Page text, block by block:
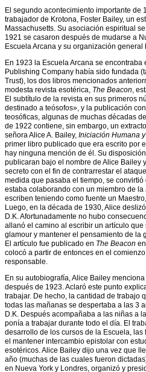
Enlaces
Entrenamiento
esotérico
para
el
discipulado
Escritos
de
los
Festivales
Mayores
La
Gran
Invocación
La
ilusión
de
la
soledad
Iniciativa
de
purificación
Introducción
a
la
Sabiduría
Eterna
Materiales
para
estudiantes
Medios
de
comunicación
El segundo acontecimiento importante de
trabajador de Krotona, Foster Bailey, un
Massachusetts. Su asociación espiritual
1921 se casaron después de mudarse a
Escuela Arcana y su organización general
En 1923 la Escuela Arcana se
Publishing Company había sido fundada
Trust), los dos libros mencionados
modesta revista esotérica, The Beacon ,
El subtítulo de la revista en sus primeros
destinado a teósofos», y la publicación
teosóficas, algunas de muchas décadas
de 1922 contiene, sin embargo, un
señora Alice A. Bailey, Iniciación Humana
primer libro publicado que era escrito por
hay ninguna mención de él. Su
publicaran bajo el nombre de Alice Bailey
secreto con el fin de contrarrestar el
medida que pasaba el tiempo, se
estaba colaborando con un miembro de
escriben teniendo como fuente un
Luego, en la década de 1930, Alice
D.K. Afortunadamente no hubo
allanó el camino al escribir un artículo
glamour y mantener el pensamiento de la
El artículo fue publicado en The Beacon
colocó a partir de entonces en el
responsable.
En su autobiografía, Alice Bailey
después de 1923. Aclaró este punto
trabajar. De hecho, la cantidad de trabajo
todas las mañanas se despertaba a las 3
D.K. Después acompañaba a las niñas a
ponía a trabajar durante todo el día. El
desarrollo de los cursos de la Escuela,
el mantener intercambio epistolar con
esotéricos. Alice Bailey dijo una vez que
año (muchas de las cuales fueron
en Nueva York y Londres, organizó y